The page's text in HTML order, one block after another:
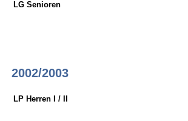
LG Senioren
2002/2003
LP Herren I / II